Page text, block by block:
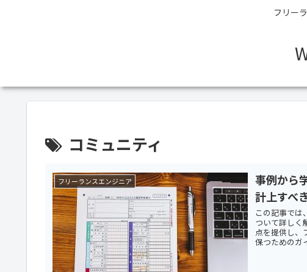
フリー
コミュニティ
フリーランスエンジニア
事例から
計上すべ
この記事では
ついて詳しく
点を提供し、
保つためのガ